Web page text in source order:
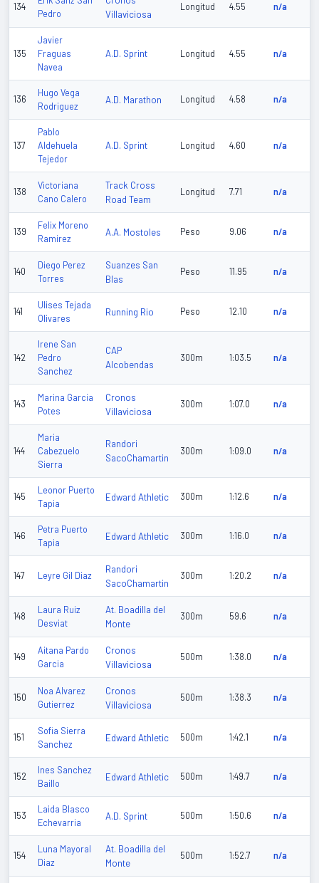
134
Pedro
Villaviciosa
Longitud 4.55 n/a
135
Javier
Fraguas
Navea
A.D. Sprint Longitud 4.55 n/a
136
Hugo Vega
Rodriguez
A.D. Marathon Longitud 4.58 n/a
137
Pablo
Aldehuela
Tejedor
A.D. Sprint Longitud 4.60 n/a
138
Victoriana
Cano Calero
Track Cross
Road Team
Longitud 7.71 n/a
139
Felix Moreno
Ramirez
A.A. Mostoles Peso 9.06 n/a
140
Diego Perez
Torres
Suanzes San
Blas
Peso 11.95 n/a
141
Ulises Tejada
Olivares
Running Rio Peso 12.10 n/a
142
Irene San
Pedro
Sanchez
CAP
Alcobendas
300m 1:03.5 n/a
143
Marina Garcia
Potes
Cronos
Villaviciosa
300m 1:07.0 n/a
144
Maria
Cabezuelo
Sierra
Randori
SacoChamartin
300m 1:09.0 n/a
145
Leonor Puerto
Tapia
Edward Athletic 300m 1:12.6 n/a
146
Petra Puerto
Tapia
Edward Athletic 300m 1:16.0 n/a
147 Leyre Gil Diaz
Randori
SacoChamartin
300m 1:20.2 n/a
148
Laura Ruiz
Desviat
At. Boadilla del
Monte
300m 59.6 n/a
149
Aitana Pardo
Garcia
Cronos
Villaviciosa
500m 1:38.0 n/a
150
Noa Alvarez
Gutierrez
Cronos
Villaviciosa
500m 1:38.3 n/a
151
Sofia Sierra
Sanchez
Edward Athletic 500m 1:42.1 n/a
152
Ines Sanchez
Baillo
Edward Athletic 500m 1:49.7 n/a
153
Laida Blasco
Echevarria
A.D. Sprint 500m 1:50.6 n/a
154
Luna Mayoral
Diaz
At. Boadilla del
Monte
500m 1:52.7 n/a